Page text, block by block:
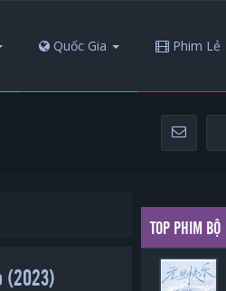
Quốc Gia Phim Lẻ
TOP PHIM BỘ